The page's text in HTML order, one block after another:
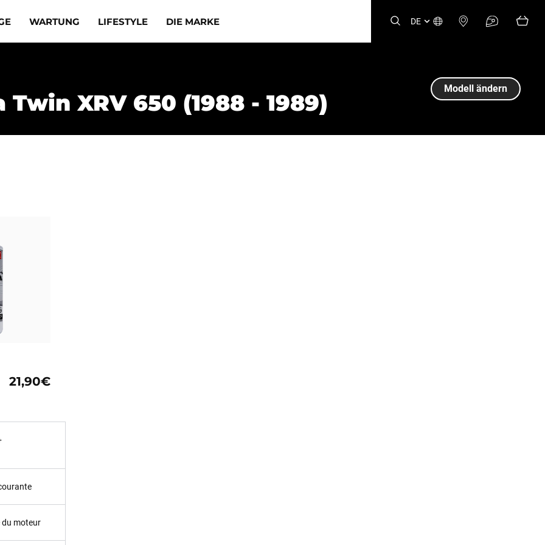
WARTUNG LIFESTYLE DIE MARKE DE
XRV 650 (1988 - 1989)
Modell ändern
21,90€
du moteur